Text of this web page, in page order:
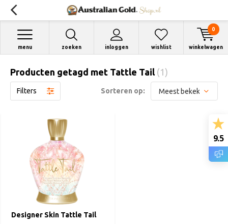
zoeken inloggen
menu wishlist winkelwagen
0
Producten getagd met Tattle Tail (1)
Filters Sorteren op:
Designer Skin Tattle Tail
9.5